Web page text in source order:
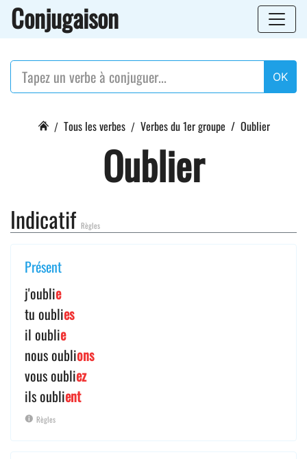
Conjugaison
OK
Tous les verbes Verbes du 1er groupe Oublier
Oublier
Indicatif Règles
Présent
j'oublie
tu oublies
il oublie
nous oublions
vous oubliez
ils oublient
Règles